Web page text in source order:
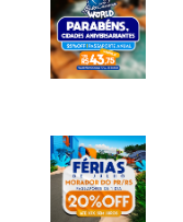
INFO
INFO